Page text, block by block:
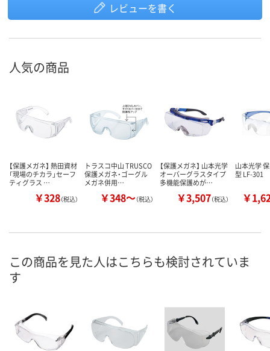
レビューを書く
人気の商品
【保護メガネ】 熱田資材
「現場のチカラ」セーフ
ティグラス …
￥328（税込）
トラスコ中山 TRUSCO
保護メガネ・ゴーグル
メガネ併用…
￥348～（税込）
【保護メガネ】 山本光学
オーバーグラスタイプ
多機能保護めが…
￥3,507（税込）
山本光学
型 LF-301
￥
この商品を見た人はこちらも検討されていま
す